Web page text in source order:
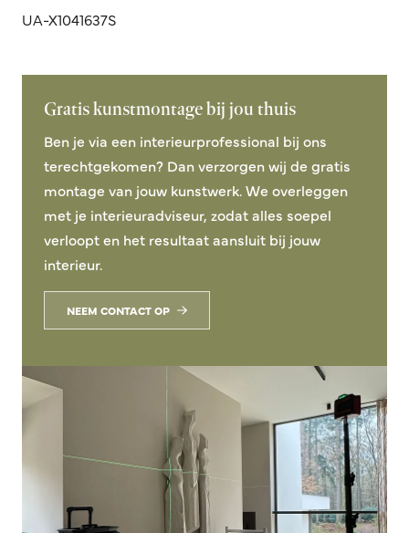
UA-X1041637S
Gratis kunstmontage bij jou thuis
Ben je via een interieurprofessional bij ons
terechtgekomen? Dan verzorgen wij de gratis
montage van jouw kunstwerk. We overleggen
met je interieuradviseur, zodat alles soepel
verloopt en het resultaat aansluit bij jouw
interieur.
NEEM CONTACT OP